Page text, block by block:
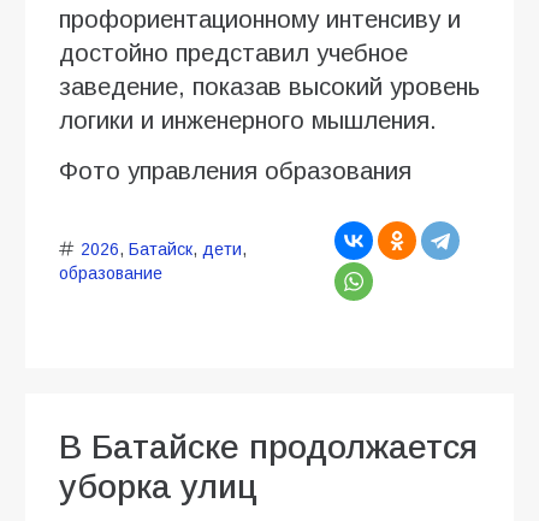
профориентационному интенсиву и
достойно представил учебное
заведение, показав высокий уровень
логики и инженерного мышления.
Фото управления образования
2026, Батайск, дети,
образование
В Батайске продолжается
уборка улиц